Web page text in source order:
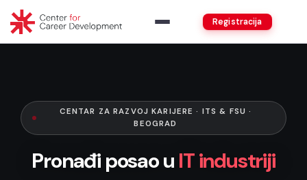
Registracija
CENTAR ZA RAZVOJ KARIJERE · ITS & FSU ·
BEOGRAD
Pronađi posao u IT industriji